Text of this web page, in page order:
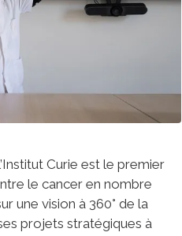
Curie est le premier
le cancer en nombre
une vision à 360° de la
projets stratégiques à